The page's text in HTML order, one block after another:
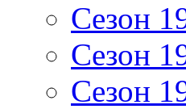
Сезон
Сезон
Сезон